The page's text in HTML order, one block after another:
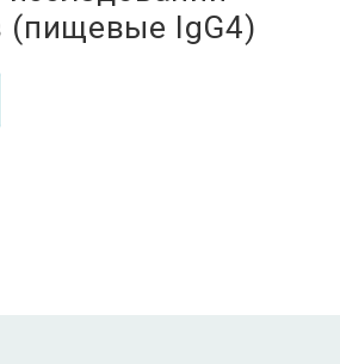
(пищевые IgG4)